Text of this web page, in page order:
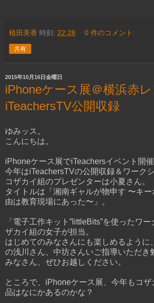
植田美香 時刻: 22:28 0 件のコメント:
共有
2015年10月16日金曜日
iPhoneケース展＠横浜赤
iTeachersTV公開収録
ゆみッス。
こんにちは。
iPhoneケース展でiTeachersイベント開催
今年はiTeachersTVの公開収録＆ワークシ
コザカイ組のプレゼンターは小夏さん。
タイトルは「湘南ギャルが物申す 〜キ
由は教育現場にあった〜」。
「電子工作キット”littleBits”を使ったワ
ザカイ組の女子が担当。
はじめてのみなさんにも楽しめるように
の浅川さん、中坊さんいご指導いただき
みなさん、ぜひお越しください。
ところで、iPhoneケース展、今年もコ
品はなにかあるのかな？